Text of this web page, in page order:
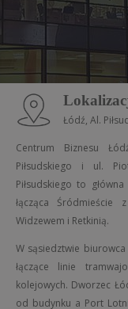
Łódź, Al.
Centrum Biznesu
Piłsudskiego i ul.
Piłsudskiego to
łącząca
Widzewem i Retkinią.
W sąsiedztwie
łączące linie
kolejowych. Dworzec
od budynku a Port